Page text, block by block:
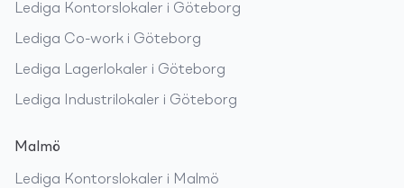
Lediga Kontorslokaler i Göteborg
Lediga Co-work i Göteborg
Lediga Lagerlokaler i Göteborg
Lediga Industrilokaler i Göteborg
Malmö
Lediga Kontorslokaler i Malmö